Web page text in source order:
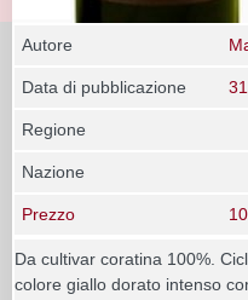
Autore
Data di pubblicazione
Regione
Nazione
Prezzo
Da cultivar coratina 100%.
colore giallo dorato intenso